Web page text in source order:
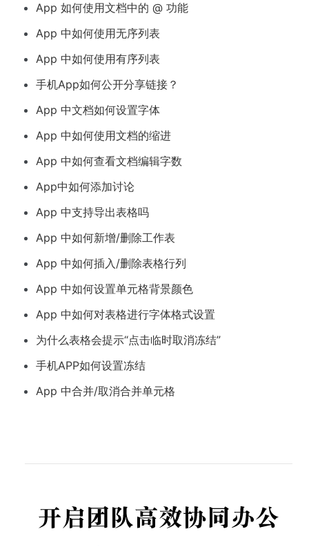
App 如何使用文档中的 @ 功能
App 中如何使用无序列表
App 中如何使用有序列表
手机App如何公开分享链接？
App 中文档如何设置字体
App 中如何使用文档的缩进
App 中如何查看文档编辑字数
App中如何添加讨论
App 中支持导出表格吗
App 中如何新增/删除工作表
App 中如何插入/删除表格行列
App 中如何设置单元格背景颜色
App 中如何对表格进行字体格式设置
为什么表格会提示“点击临时取消冻结”
手机APP如何设置冻结
App 中合并/取消合并单元格